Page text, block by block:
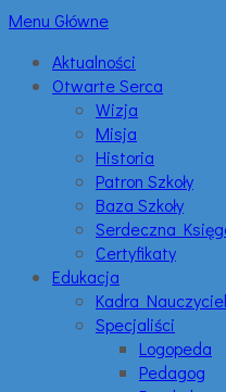
Menu Główne
Aktualności
Otwarte Serca
Wizja
Misja
Historia
Patron Szkoły
Baza Szkoły
Serdeczna
Certyfikaty
Edukacja
Kadra
Specjaliści
Logopeda
Pedagog